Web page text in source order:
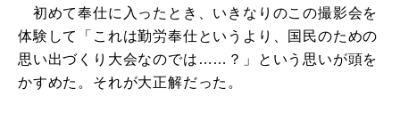
初めて奉仕に入ったとき、いきなりのこの撮影会を
体験して「これは勤労奉仕というより、国民のための
思い出づくり大会なのでは……？」という思いが頭を
かすめた。それが大正解だった。